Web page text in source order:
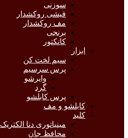
سوزنی
فیشی روکشدار
مف روکشدار
برنجی
کانکتور
ابزار
سیم لخت کن
پرس سرسیم
وایرشو
گرد
پرس کابلشو
کابلشو و مف
کلید
مینیاتوری دنا الکتریک
محافظ جان